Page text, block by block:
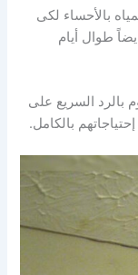
بالأحساء لكى
مدار الـ 24 ساعة وايضاً طوال أيام
بالرد السريع على
بالكامل.